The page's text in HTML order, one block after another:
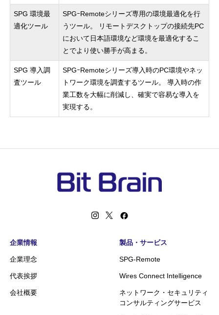
SPG 環境最
適化ツール
SPGｰRemoteシリーズ専用の環境最適化を行
うツール。 リモートデスクトップの接続先PC
において日本語環境など環境を最適化するこ
とでより使い勝手が高まる。
SPG 導入調
査ツール
SPGｰRemoteシリーズ導入時のPC環境やネッ
トワーク環境を調査するツール。 導入時の作
業工数を大幅に削減し、確実で容易な導入を
実現する。
企業情報
企業理念
代表挨拶
会社概要
製品・サービス
SPG-Remote
Wires Connect Intelligence
ネットワーク・セキュリティ
コンサルティングサービス